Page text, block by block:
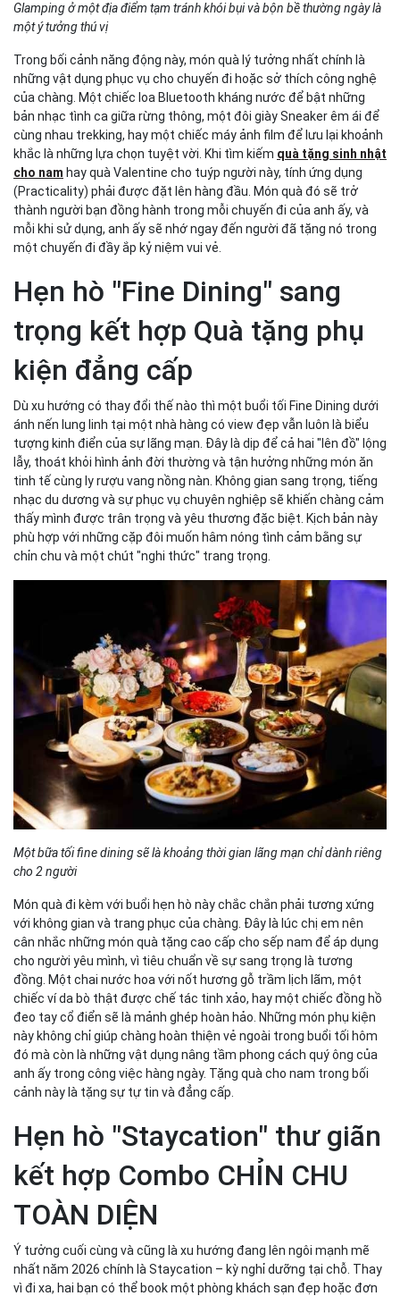
Glamping ở một địa điểm tạm tránh khói bụi và bộn bề thường ngày là
một ý tưởng thú vị
Trong bối cảnh năng động này, món quà lý tưởng nhất chính là
những vật dụng phục vụ cho chuyến đi hoặc sở thích công nghệ
của chàng. Một chiếc loa Bluetooth kháng nước để bật những
bản nhạc tình ca giữa rừng thông, một đôi giày Sneaker êm ái để
cùng nhau trekking, hay một chiếc máy ảnh film để lưu lại khoảnh
khắc là những lựa chọn tuyệt vời. Khi tìm kiếm quà tặng sinh nhật
cho nam hay quà Valentine cho tuýp người này, tính ứng dụng
(Practicality) phải được đặt lên hàng đầu. Món quà đó sẽ trở
thành người bạn đồng hành trong mỗi chuyến đi của anh ấy, và
mỗi khi sử dụng, anh ấy sẽ nhớ ngay đến người đã tặng nó trong
một chuyến đi đầy ắp kỷ niệm vui vẻ.
Hẹn hò "Fine Dining" sang
trọng kết hợp Quà tặng phụ
kiện đẳng cấp
Dù xu hướng có thay đổi thế nào thì một buổi tối Fine Dining dưới
ánh nến lung linh tại một nhà hàng có view đẹp vẫn luôn là biểu
tượng kinh điển của sự lãng mạn. Đây là dịp để cả hai "lên đồ" lộng
lẫy, thoát khỏi hình ảnh đời thường và tận hưởng những món ăn
tinh tế cùng ly rượu vang nồng nàn. Không gian sang trọng, tiếng
nhạc du dương và sự phục vụ chuyên nghiệp sẽ khiến chàng cảm
thấy mình được trân trọng và yêu thương đặc biệt. Kịch bản này
phù hợp với những cặp đôi muốn hâm nóng tình cảm bằng sự
chỉn chu và một chút "nghi thức" trang trọng.
Một bữa tối fine dining sẽ là khoảng thời gian lãng mạn chỉ dành riêng
cho 2 người
Món quà đi kèm với buổi hẹn hò này chắc chắn phải tương xứng
với không gian và trang phục của chàng. Đây là lúc chị em nên
cân nhắc những món quà tặng cao cấp cho sếp nam để áp dụng
cho người yêu mình, vì tiêu chuẩn về sự sang trọng là tương
đồng. Một chai nước hoa với nốt hương gỗ trầm lịch lãm, một
chiếc ví da bò thật được chế tác tinh xảo, hay một chiếc đồng hồ
đeo tay cổ điển sẽ là mảnh ghép hoàn hảo. Những món phụ kiện
này không chỉ giúp chàng hoàn thiện vẻ ngoài trong buổi tối hôm
đó mà còn là những vật dụng nâng tầm phong cách quý ông của
anh ấy trong công việc hàng ngày. Tặng quà cho nam trong bối
cảnh này là tặng sự tự tin và đẳng cấp.
Hẹn hò "Staycation" thư giãn
kết hợp Combo CHỈN CHU
TOÀN DIỆN
Ý tưởng cuối cùng và cũng là xu hướng đang lên ngôi mạnh mẽ
nhất năm 2026 chính là Staycation – kỳ nghỉ dưỡng tại chỗ. Thay
vì đi xa, hai bạn có thể book một phòng khách sạn đẹp hoặc đơn